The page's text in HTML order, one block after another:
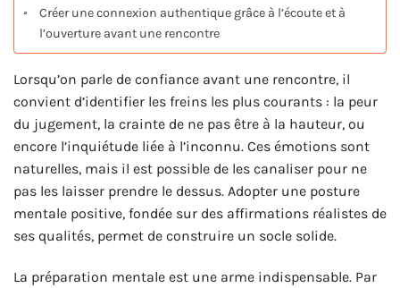
Créer une connexion authentique grâce à l’écoute et à
l’ouverture avant une rencontre
Lorsqu’on parle de confiance avant une rencontre, il
convient d’identifier les freins les plus courants : la peur
du jugement, la crainte de ne pas être à la hauteur, ou
encore l’inquiétude liée à l’inconnu. Ces émotions sont
naturelles, mais il est possible de les canaliser pour ne
pas les laisser prendre le dessus. Adopter une posture
mentale positive, fondée sur des affirmations réalistes de
ses qualités, permet de construire un socle solide.
La préparation mentale est une arme indispensable. Par